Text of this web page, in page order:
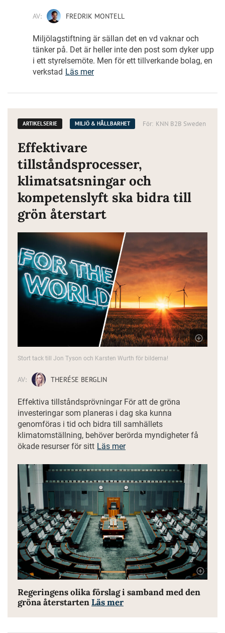
AV: FREDRIK MONTELL
Miljölagstiftning är sällan det en vd vaknar och
tänker på. Det är heller inte den post som dyker upp
i ett styrelsemöte. Men för ett tillverkande bolag, en
verkstad Läs mer
ARTIKELSERIE MILJÖ & HÅLLBARHET För: KNN B2B Sweden
Effektivare
tillståndsprocesser,
klimatsatsningar och
kompetenslyft ska bidra till
grön återstart
Stort tack till Jon Tyson och Karsten Wurth för bilderna!
AV: THERÉSE BERGLIN
Effektiva tillståndsprövningar För att de gröna
investeringar som planeras i dag ska kunna
genomföras i tid och bidra till samhällets
klimatomställning, behöver berörda myndigheter få
ökade resurser för sitt Läs mer
Regeringens olika förslag i samband med den
gröna återstartenLäs mer